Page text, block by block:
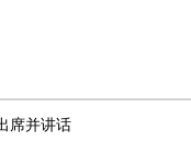
席并讲话